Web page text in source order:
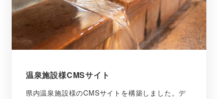
温泉施設様CMSサイト
県内温泉施設様のCMSサイトを構築しました。デ